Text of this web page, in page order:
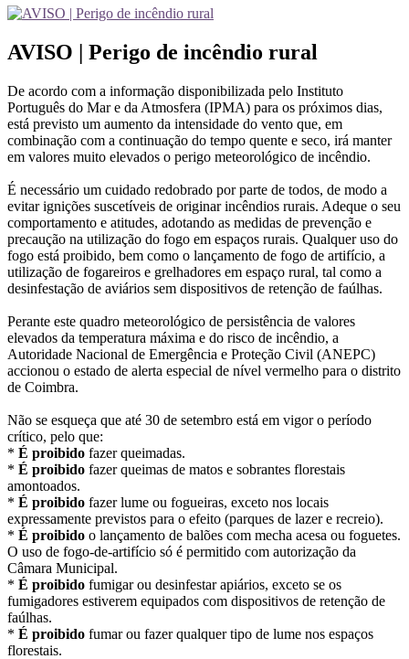
AVISO | Perigo de incêndio rural
De acordo com a informação disponibilizada pelo Instituto
Português do Mar e da Atmosfera (IPMA) para os próximos dias,
está previsto um aumento da intensidade do vento que, em
combinação com a continuação do tempo quente e seco, irá manter
em valores muito elevados o perigo meteorológico de incêndio.
É necessário um cuidado redobrado por parte de todos, de modo a
evitar ignições suscetíveis de originar incêndios rurais. Adeque o seu
comportamento e atitudes, adotando as medidas de prevenção e
precaução na utilização do fogo em espaços rurais. Qualquer uso do
fogo está proibido, bem como o lançamento de fogo de artifício, a
utilização de fogareiros e grelhadores em espaço rural, tal como a
desinfestação de aviários sem dispositivos de retenção de faúlhas.
Perante este quadro meteorológico de persistência de valores
elevados da temperatura máxima e do risco de incêndio, a
Autoridade Nacional de Emergência e Proteção Civil (ANEPC)
accionou o estado de alerta especial de nível vermelho para o distrito
de Coimbra.
Não se esqueça que até 30 de setembro está em vigor o período
crítico, pelo que:
* É proibido fazer queimadas.
* É proibido fazer queimas de matos e sobrantes florestais
amontoados.
* É proibido fazer lume ou fogueiras, exceto nos locais
expressamente previstos para o efeito (parques de lazer e recreio).
* É proibido o lançamento de balões com mecha acesa ou foguetes.
O uso de fogo-de-artifício só é permitido com autorização da
Câmara Municipal.
* É proibido fumigar ou desinfestar apiários, exceto se os
fumigadores estiverem equipados com dispositivos de retenção de
faúlhas.
* É proibido fumar ou fazer qualquer tipo de lume nos espaços
florestais.